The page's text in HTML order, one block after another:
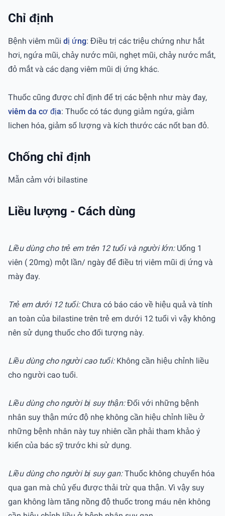
Chỉ định
Bệnh viêm mũi dị ứng: Điều trị các triệu chứng như hắt
hơi, ngứa mũi, chảy nước mũi, nghẹt mũi, chảy nước mắt,
đỏ mắt và các dạng viêm mũi dị ứng khác.
Thuốc cũng được chỉ định để trị các bệnh như mày đay,
viêm da cơ địa: Thuốc có tác dụng giảm ngứa, giảm
lichen hóa, giảm số lượng và kích thước các nốt ban đỏ.
Chống chỉ định
Mẫn cảm với bilastine
Liều lượng - Cách dùng
Liều dùng cho trẻ em trên 12 tuổi và người lớn:Uống 1
viên ( 20mg) một lần/ ngày để điều trị viêm mũi dị ứng và
mày đay.
Trẻ em dưới 12 tuổi: Chưa có báo cáo về hiệu quả và tính
an toàn của bilastine trên trẻ em dưới 12 tuổi vì vậy không
nên sử dụng thuốc cho đối tượng này.
Liều dùng cho người cao tuổi:Không cần hiệu chỉnh liều
cho người cao tuổi.
Liều dùng cho người bị suy thận:Đối với những bệnh
nhân suy thận mức độ nhẹ không cần hiệu chỉnh liều ở
những bệnh nhân này tuy nhiên cần phải tham khảo ý
kiến của bác sỹ trước khi sử dụng.
Liều dùng cho người bị suy gan:Thuốc không chuyển hóa
qua gan mà chủ yếu được thải trừ qua thận. Vì vậy suy
gan không làm tăng nồng độ thuốc trong máu nên không